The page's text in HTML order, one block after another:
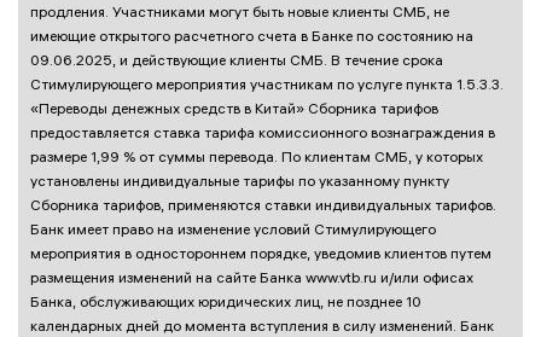
продления. Участниками могут быть новые клиенты СМБ, не
имеющие открытого расчетного счета в Банке по состоянию на
09.06.2025, и действующие клиенты СМБ. В течение срока
Стимулирующего мероприятия участникам по услуге пункта 1.5.3.3.
«Переводы денежных средств в Китай» Сборника тарифов
предоставляется ставка тарифа комиссионного вознаграждения в
размере 1,99 % от суммы перевода. По клиентам СМБ, у которых
установлены индивидуальные тарифы по указанному пункту
Сборника тарифов, применяются ставки индивидуальных тарифов.
Банк имеет право на изменение условий Стимулирующего
мероприятия в одностороннем порядке, уведомив клиентов путем
размещения изменений на сайте Банка www.vtb.ru и/или офисах
Банка, обслуживающих юридических лиц, не позднее 10
календарных дней до момента вступления в силу изменений. Банк